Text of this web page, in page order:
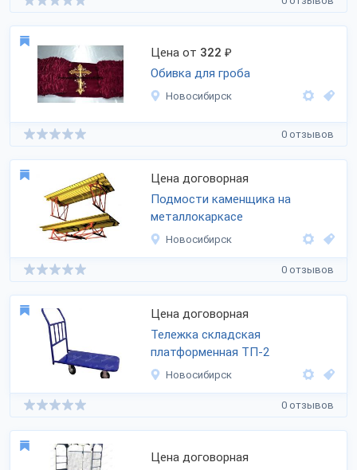
Цена от 322 ₽
Обивка для гроба
Новосибирск
0 отзывов
Цена договорная
Подмости каменщика на
металлокаркасе
Новосибирск
0 отзывов
Цена договорная
Тележка складская
платформенная ТП-2
Новосибирск
0 отзывов
Цена договорная